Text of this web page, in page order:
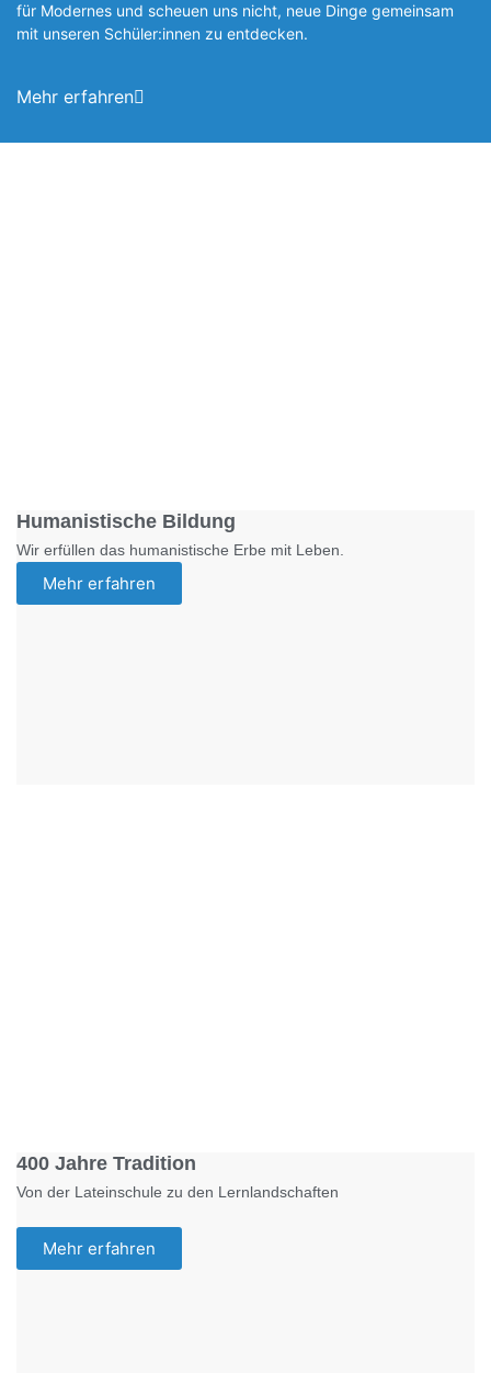
für Modernes und scheuen uns nicht, neue Dinge gemeinsam
mit unseren Schüler:innen zu entde­cken.
Mehr erfahren
Humanistische Bildung
Wir erfüllen das humanistische Erbe mit Leben.
Mehr erfahren
400 Jahre Tradition
Von der Lateinschule zu den Lernlandschaften
Mehr erfahren